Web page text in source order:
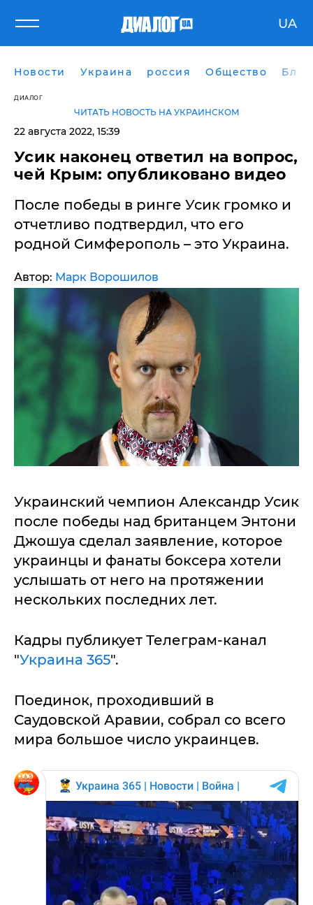
UA
Новости Украина россия Общество
ДИАЛОГ
ЧИТАТЬ НОВОСТЬ НА УКРАИНСКОМ
22 августа 2022, 15:39
Усик наконец ответил на вопрос,
чей Крым: опубликовано видео
После победы в ринге Усик громко и
отчетливо подтвердил, что его
родной Симферополь – это Украина.
Автор: Марк Ворошилов
Украинский чемпион Александр Усик
после победы над британцем Энтони
Джошуа сделал заявление, которое
украинцы и фанаты боксера хотели
услышать от него на протяжении
нескольких последних лет.
Кадры публикует Телеграм-канал
"Украина 365".
Поединок, проходивший в
Саудовской Аравии, собрал со всего
мира большое число украинцев.